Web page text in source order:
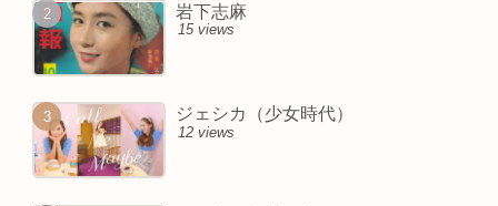
岩下志麻
15 views
ジェシカ（少女時代）
12 views